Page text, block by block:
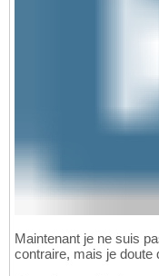
Maintenant je ne suis
contraire, mais je doute